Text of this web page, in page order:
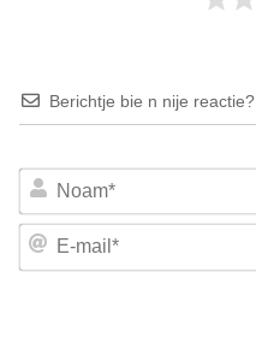
Berichtje bie n nije reactie?